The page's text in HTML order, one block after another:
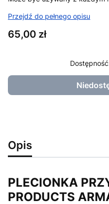
Przejdź do pełnego opisu
Cena
65,00 zł
Opis
PLECIONKA
PRODUCTS